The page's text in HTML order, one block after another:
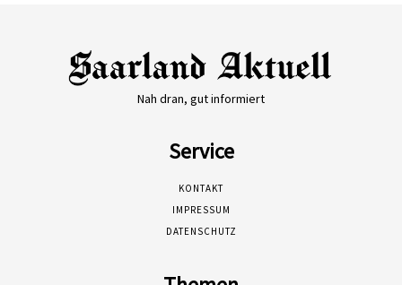
Nah dran, gut informiert
Service
KONTAKT
IMPRESSUM
DATENSCHUTZ